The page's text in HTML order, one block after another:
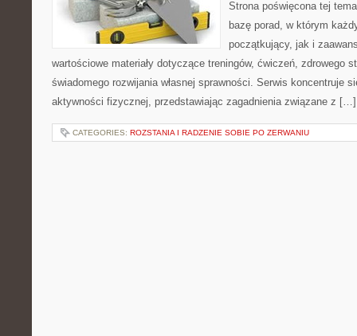
Strona poświęcona tej
bazę porad, w którym
początkujący, jak i
wartościowe materiały dotyczące treningów, ćwiczeń, zdrowego
świadomego rozwijania własnej sprawności. Serwis koncentruje
aktywności fizycznej, przedstawiając zagadnienia związane z […]
CATEGORIES: ROZSTANIA I RADZENIE SOBIE PO ZERWANIU